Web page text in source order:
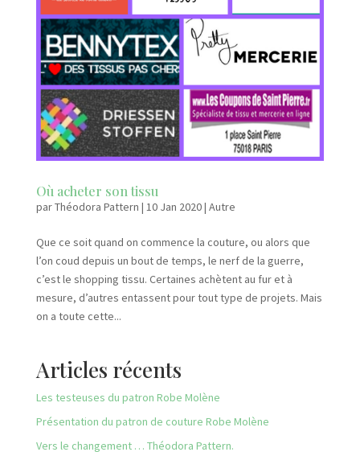
Où acheter son tissu
parThéodora Pattern | 10 Jan 2020| Autre
Que ce soit quand on commence la couture, ou alors que
l’on coud depuis un bout de temps, le nerf de la guerre,
c’est le shopping tissu. Certaines achètent au fur et à
mesure, d’autres entassent pour tout type de projets. Mais
on a toute cette...
Articles récents
Les testeuses du patron Robe Molène
Présentation du patron de couture Robe Molène
Vers le changement … Théodora Pattern.